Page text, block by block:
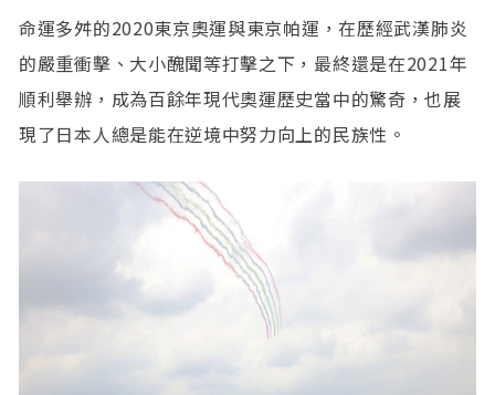
命運多舛的2020東京奧運與東京帕運，在歷經武漢肺炎
的嚴重衝擊、大小醜聞等打擊之下，最終還是在2021年
順利舉辦，成為百餘年現代奧運歷史當中的驚奇，也展
現了日本人總是能在逆境中努力向上的民族性。